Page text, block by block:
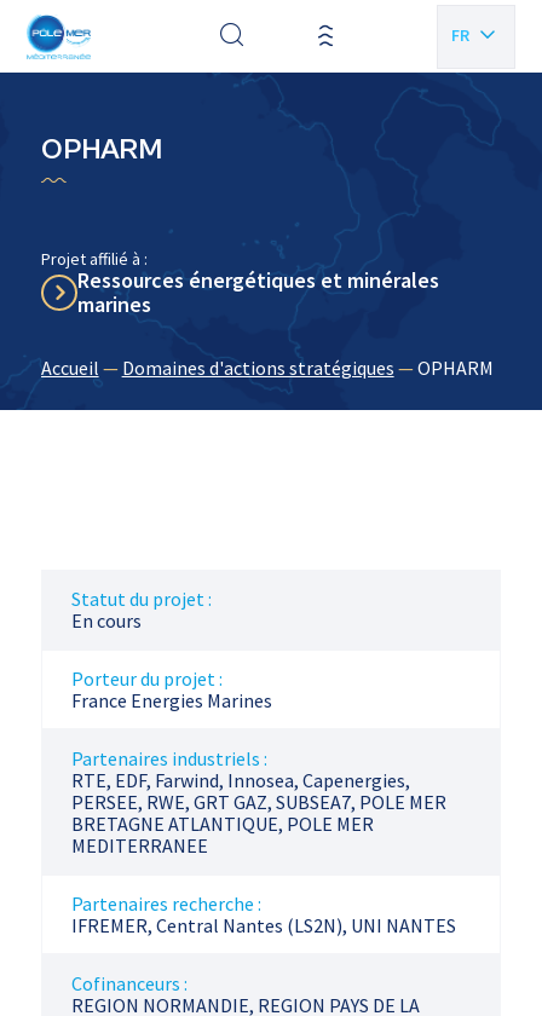
FR
OPHARM
Projet affilié à :
Ressources énergétiques et minérales
marines
Accueil — Domaines d'actions stratégiques —OPHARM
Statut du projet :
En cours
Porteur du projet :
France Energies Marines
Partenaires industriels :
RTE, EDF, Farwind, Innosea, Capenergies,
PERSEE, RWE, GRT GAZ, SUBSEA7, POLE MER
BRETAGNE ATLANTIQUE, POLE MER
MEDITERRANEE
Partenaires recherche :
IFREMER, Central Nantes (LS2N), UNI NANTES
Cofinanceurs :
REGION NORMANDIE, REGION PAYS DE LA
Panneau de gestion des cookies